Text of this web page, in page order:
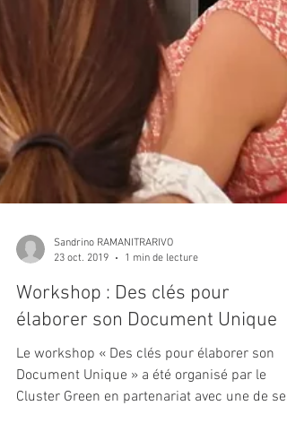
Sandrino RAMANITRARIVO
Workshop : Des clés pour
élaborer son Document Unique